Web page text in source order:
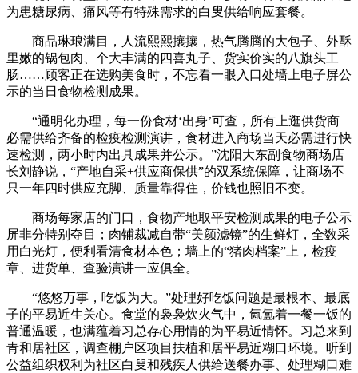
为患糖尿病、痛风等有特殊需求的白叟供给响应套餐。
商品琳琅满目，人流熙熙攘攘，热气腾腾的大包子、外酥
里嫩的锅包肉、个大丰满的四喜丸子、货实价实的八旗头工
肠……顾客正在选购美食时，不忘看一眼入口处墙上电子屏公
示的当日食物检测成果。
“通明化办理，每一份食材‘出身’可查，所有上逛供货商
必需供给齐备的检疫检测演讲，食材进入商场当天必需进行快
速检测，两小时内出具成果并公示。”沈阳大东副食物商场店
长刘静说，“产地自采+供应商保供”的双系统保障，让商场不
只一年四时供应充脚、质量靠得住，价钱也照旧不变。
商场每家店的门口，食物产地取平安检测成果的电子公示
屏非分特别夺目；肉铺裁减自带“美颜滤镜”的生鲜灯，全数采
用白光灯，便利看清食材本色；墙上的“猪肉档案”上，检疫
章、进货单、查验演讲一应俱全。
“悠悠万事，吃饭为大。”处理好吃饭问题是最根本、最底
子的平易近生关心。食堂的袅袅炊火气中，氤氲着一餐一饭的
普通温暖，也满蕴着习总存心用情的为平易近情怀。习总来到
青和居社区，调查棚户区项目扶植和居平易近糊口环境。听到
公益组织权利为社区白叟和残疾人供给送餐办事、处理糊口难